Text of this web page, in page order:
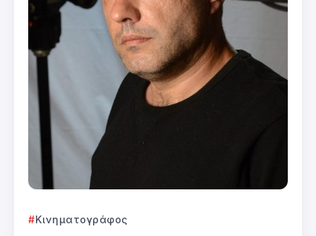
Κινηματογράφος